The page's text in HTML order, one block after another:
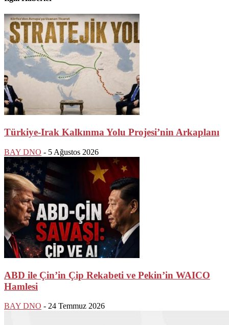
Türkiye-Irak Kalkınma Yolu Projesi’nin Arkaplanı
BAY DNO - 5 Ağustos 2026
ABD ile Çin’in Çip Rekabeti ve Pekin’in WAICO
Hamlesi
BAY DNO - 24 Temmuz 2026